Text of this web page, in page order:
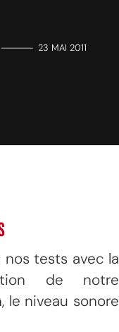
————— 23 MAI 2011
tests avec la
de notre
le niveau sonore